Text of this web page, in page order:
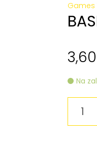
Games
Na